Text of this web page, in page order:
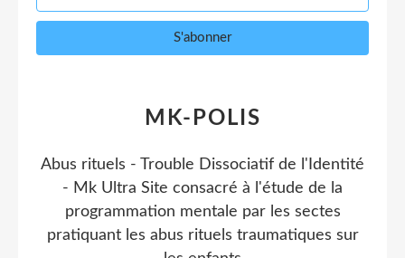
MK-POLIS
Abus rituels - Trouble Dissociatif de l'Identité
- Mk Ultra Site consacré à l'étude de la
programmation mentale par les sectes
pratiquant les abus rituels traumatiques sur